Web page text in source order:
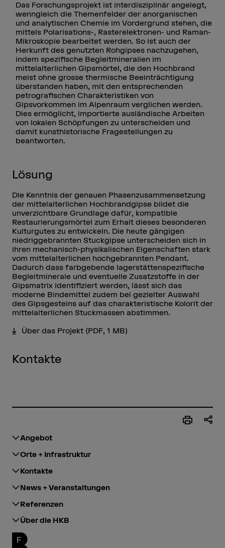
Das Forschungsprojekt ist interdisziplinär angelegt,
wenngleich die Themenfelder der anorganischen
und analytischen Chemie im Vordergrund stehen, die
mittels Polarisations-, Rasterelektronen- und Raman-
Mikroskopie bearbeitet werden. So ist auch der
Herkunft des genutzten Rohgipses nachzugehen,
indem spezifische Begleitmineralien im
mittelalterlichen Gipsmörtel, die den Hochbrand
meist ohne grosse thermische Beeinträchtigung
überstanden haben, mit den entsprechenden
petrografischen Charakteristiken von
Gipsvorkommen im Alpenraum verglichen werden.
Dies ermöglicht, importierte ausländische Arbeiten
von lokalen Schöpfungen zu unterscheiden und
damit kunsthistorische Fragestellungen zu
beantworten.
Lösung
Die Kenntnis der genauen Phasenzusammensetzung
der mittelalterlichen Hochbrandgipse bildet die
unverzichtbare Grundlage dafür, kompatible
Restaurierungsmörtel zum Erhalt dieses besonderen
Kulturgutes zu entwickeln. Die heute gängigen
niedriggebrannten Stuckgipse unterscheiden sich in
ihren mechanisch-physikalischen Eigenschaften stark
vom mittelalterlichen hochgebrannten Pendant.
Dadurch dass farbgebende lagerstättenspezifische
Begleitminerale und eventuelle Zusatzstoffe in der
Gipsmatrix identifiziert werden, lässt sich das
moderne Bindemittel zudem bei gezielter Auswahl
des Gipsgesteins auf das charakteristische Kolorit der
mittelalterlichen Stuckmassen abstimmen.
Über das Projekt (PDF, 1 MB)
Kontakte
Angebot
Orte + Infrastruktur
Kontakte
News + Veranstaltungen
Referenzen
Über die HKB